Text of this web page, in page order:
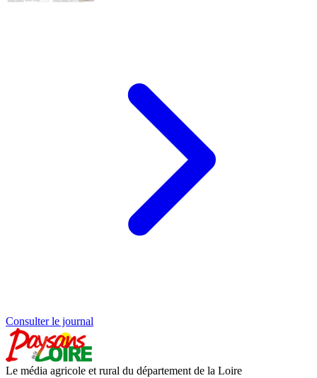
Consulter le journal
Le média agricole et rural du département de la Loire